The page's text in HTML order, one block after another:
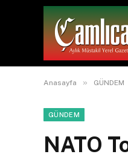
Anasayfa » GÜNDEM
GÜNDEM
NATO